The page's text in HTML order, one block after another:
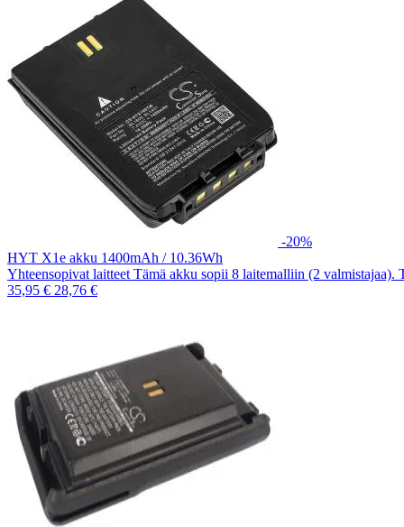
-20%
HYT X1e akku 1400mAh / 10.36Wh
Yhteensopivat laitteet Tämä akku sopii 8 laitemalliin (2 valmistajaa).
35,95 € 28,76 €